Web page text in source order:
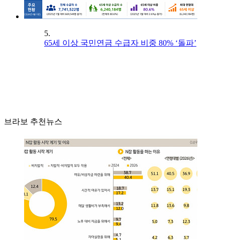
5.
65세 이상 국민연금 수급자 비중 80% ‘돌파’
브라보 추천뉴스